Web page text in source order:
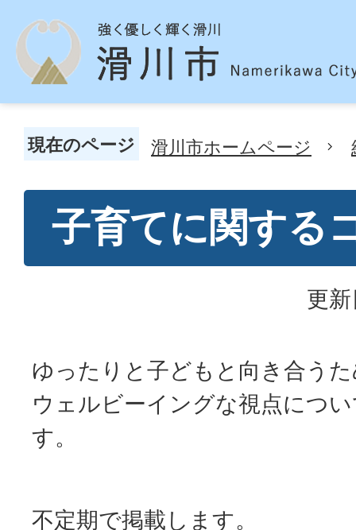
現在のページ 滑川市ホームページ
子育てに関する
更
ゆったりと子どもと向き合う
ウェルビーイングな視点につ
す。
不定期で掲載します。